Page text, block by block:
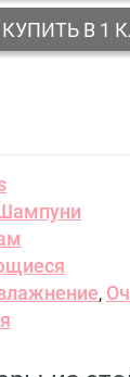
КУПИТЬ В 1
,